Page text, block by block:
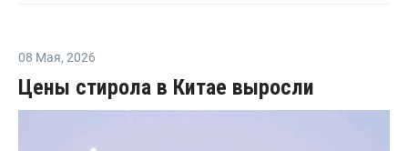
08 Мая, 2026
Цены стирола в Китае выросли